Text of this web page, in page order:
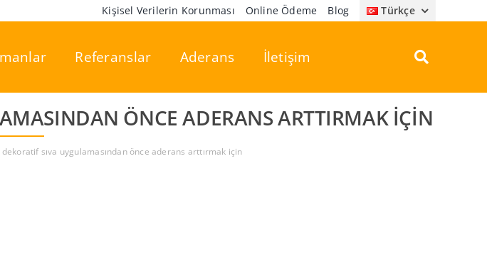
Kişisel Verilerin Korunması Online Ödeme Blog Türkçe
Referanslar Aderans İletişim
ÖNCE ADERANS ARTTIRMAK IÇIN
dekoratif sıva uygulamasından önce aderans arttırmak için